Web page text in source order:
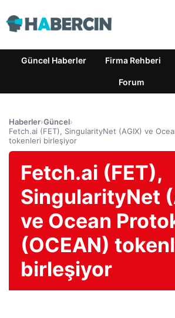
Güncel Haberler Firma Rehberi
Forum
Haberler›Güncel›
Fetch.ai (FET), SingularityNet (AGIX) ve
tokenleri birleşiyor
Fetch.ai (FET),
SingularityNet
ve Ocean
(OCEAN)
birleşiyor